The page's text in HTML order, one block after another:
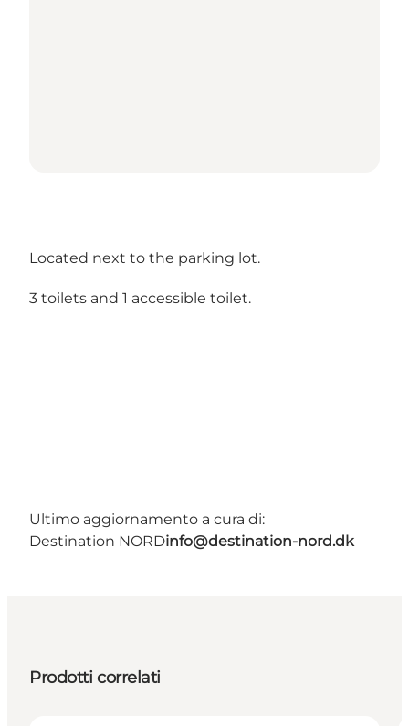
Located next to the parking lot.
3 toilets and 1 accessible toilet.
Ultimo aggiornamento a cura di:
Destination NORDinfo@destination-nord.dk
Prodotti correlati